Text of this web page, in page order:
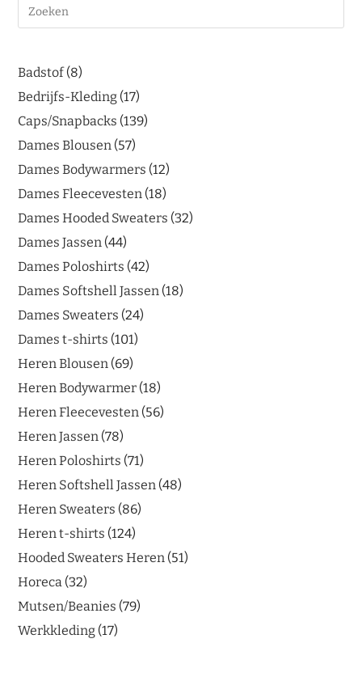
Badstof 8
Bedrijfs-Kleding 17
Caps/Snapbacks 139
Dames Blousen 57
Dames Bodywarmers 12
Dames Fleecevesten 18
Dames Hooded Sweaters 32
Dames Jassen 44
Dames Poloshirts 42
Dames Softshell Jassen 18
Dames Sweaters 24
Dames t-shirts 101
Heren Blousen 69
Heren Bodywarmer 18
Heren Fleecevesten 56
Heren Jassen 78
Heren Poloshirts 71
Heren Softshell Jassen 48
Heren Sweaters 86
Heren t-shirts 124
Hooded Sweaters Heren 51
Horeca 32
Mutsen/Beanies 79
Werkkleding 17